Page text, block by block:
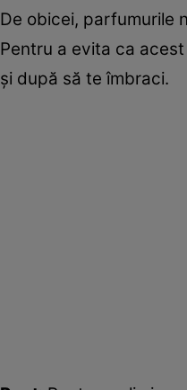
De obicei, parfumurile
Pentru a evita ca
și după să te îmbraci.